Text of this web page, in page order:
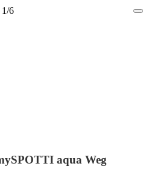
1/6
aqua Weg